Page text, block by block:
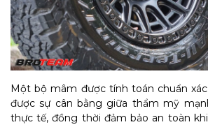
Một bộ mâm được tính toán chuẩn
được sự cân bằng giữa thẩm mỹ
thực tế, đồng thời đảm bảo an toàn